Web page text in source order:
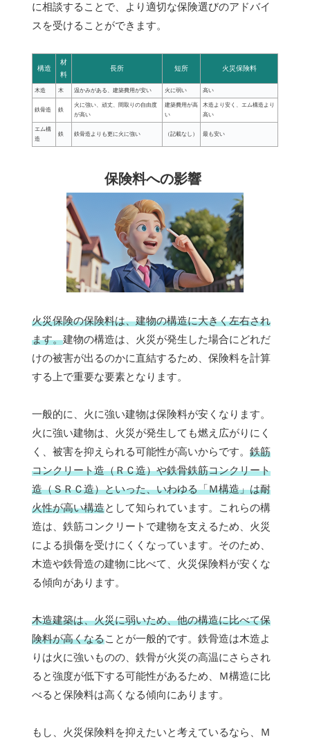
に相談することで、より適切な保険選びのアドバイ
スを受けることができます。
構造
材
料
長所 短所 火災保険料
木造 木 温かみがある、建築費用が安い 火に弱い 高い
鉄骨造 鉄
火に強い、頑丈、間取りの自由度
が高い
建築費用が高
い
木造より安く、エム構造より
高い
エム構
造
鉄 鉄骨造よりも更に火に強い （記載なし） 最も安い
保険料への影響
火災保険の保険料は、建物の構造に大きく左右され
ます。建物の構造は、火災が発生した場合にどれだ
けの被害が出るのかに直結するため、保険料を計算
する上で重要な要素となります。
一般的に、火に強い建物は保険料が安くなります。
火に強い建物は、火災が発生しても燃え広がりにく
く、被害を抑えられる可能性が高いからです。 鉄筋
コンクリート造（ＲＣ造）や鉄骨鉄筋コンクリート
造（ＳＲＣ造）といった、いわゆる「Ｍ構造」は耐
火性が高い構造として知られています。これらの構
造は、鉄筋コンクリートで建物を支えるため、火災
による損傷を受けにくくなっています。そのため、
木造や鉄骨造の建物に比べて、火災保険料が安くな
る傾向があります。
木造建築は、火災に弱いため、他の構造に比べて保
険料が高くなることが一般的です。鉄骨造は木造よ
りは火に強いものの、鉄骨が火災の高温にさらされ
ると強度が低下する可能性があるため、Ｍ構造に比
べると保険料は高くなる傾向にあります。
もし、火災保険料を抑えたいと考えているなら、Ｍ